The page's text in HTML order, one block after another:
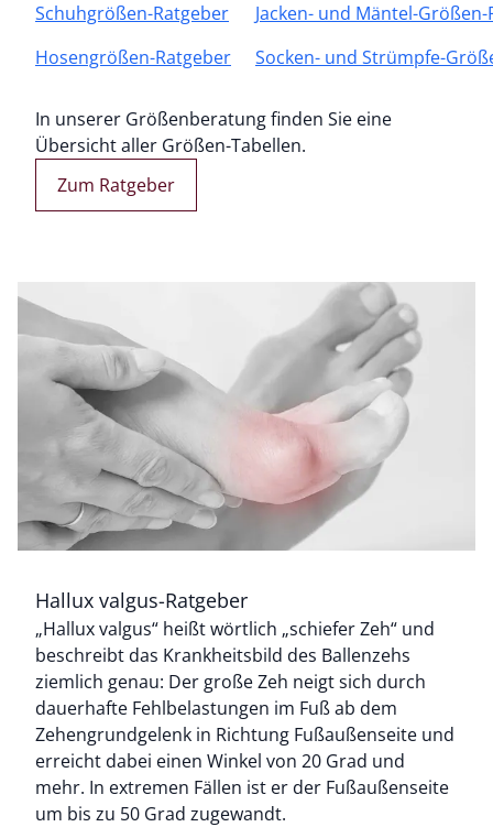
Schuhgrößen-Ratgeber
Hosengrößen-Ratgeber
Jacken- und Mäntel-
Socken- und Strümpfe-
In unserer Größenberatung finden Sie eine
Übersicht aller Größen-Tabellen.
Zum Ratgeber
Bildverlinkung
Hallux valgus-Ratgeber
„Hallux valgus“ heißt wörtlich „schiefer Zeh“ und
beschreibt das Krankheitsbild des Ballenzehs
ziemlich genau: Der große Zeh neigt sich durch
dauerhafte Fehlbelastungen im Fuß ab dem
Zehengrundgelenk in Richtung Fußaußenseite und
erreicht dabei einen Winkel von 20 Grad und
mehr. In extremen Fällen ist er der Fußaußenseite
um bis zu 50 Grad zugewandt.